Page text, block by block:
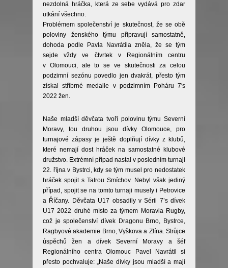
nezdolná hráčka, která ze sebe vydává pro zdar
utkání všechno.
Problémem společenství je skutečnost, že se obě
poloviny ženského týmu připravují samostatně,
dohoda podle Pavla Navrátila zněla, že se tým
sejde vždy ve čtvrtek v Regionálním centru
v Olomouci, ale to se ve skutečnosti za celou
podzimní sezónu povedlo jen dvakrát, přesto tým
získal stříbrné medaile v podzimním Poháru 7′s
2022 žen.
Naše mladší děvčata tvoří polovinu týmu Severní
Moravy, tou druhou jsou dívky Olomouce, pro
turnajové zápasy jeještě doplňují dívky z klubů,
které nemají dost hráček na samostatné klubové
družstvo. Extrémní případ nastal v posledním turnaji
22. října v Bystrci, kdy se tým musel pro nedostatek
hráček spojit s Tatrou Smíchov. Nebyl však jediný
případ, spojit se na tomto turnaji musely i Petrovice
a Říčany. Děvčata U17 obsadily v Sérii 7’s dívek
U17 2022 druhé místo za týmem Moravia Rugby,
což je společenství dívek Dragonu Brno, Bystrce,
Ragbyové akademie Brno, Vyškova a Zlína. Strůjce
úspěchů žen a dívek Severní Moravy a šéf
Regionálního centra Olomouc Pavel Navrátil si
přesto pochvaluje: „Naše dívky jsou mladší a mají